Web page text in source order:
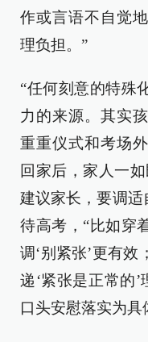
作或言语不自觉
理负担。”
“任何刻意的特殊
力的来源。其实
重重仪式和考场
回家后，家人一
建议家长，要调适
待高考，“比如穿
调‘别紧张’更有
递‘紧张是正常的’
口头安慰落实为具